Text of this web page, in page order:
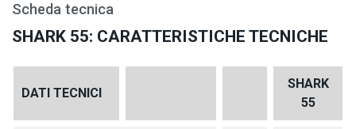
Scheda tecnica
SHARK 55: CARATTERISTICHE TECNICHE
DATI TECNICI
SHARK
55